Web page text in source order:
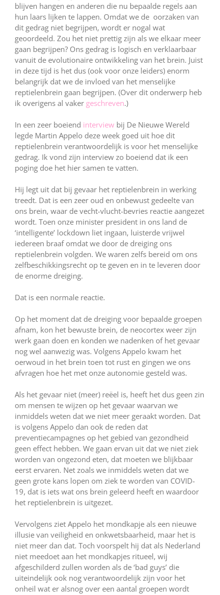
blijven hangen en anderen die nu bepaalde regels aan
hun laars lijken te lappen. Omdat we de oorzaken van
dit gedrag niet begrijpen, wordt er nogal wat
geoordeeld. Zou het niet prettig zijn als we elkaar meer
gaan begrijpen? Ons gedrag is logisch en verklaarbaar
vanuit de evolutionaire ontwikkeling van het brein. Juist
in deze tijd is het dus (ook voor onze leiders) enorm
belangrijk dat we de invloed van het menselijke
reptielenbrein gaan begrijpen. (Over dit onderwerp heb
ik overigens al vaker geschreven.)
In een zeer boeiend interview bij De Nieuwe Wereld
legde Martin Appelo deze week goed uit hoe dit
reptielenbrein verantwoordelijk is voor het menselijke
gedrag. Ik vond zijn interview zo boeiend dat ik een
poging doe het hier samen te vatten.
Hij legt uit dat bij gevaar het reptielenbrein in werking
treedt. Dat is een zeer oud en onbewust gedeelte van
ons brein, waar de vecht-vlucht-bevries reactie aangezet
wordt. Toen onze minister president in ons land de
‘intelligente’ lockdown liet ingaan, luisterde vrijwel
iedereen braaf omdat we door de dreiging ons
reptielenbrein volgden. We waren zelfs bereid om ons
zelfbeschikkingsrecht op te geven en in te leveren door
de enorme dreiging.
Dat is een normale reactie.
Op het moment dat de dreiging voor bepaalde groepen
afnam, kon het bewuste brein, de neocortex weer zijn
werk gaan doen en konden we nadenken of het gevaar
nog wel aanwezig was. Volgens Appelo kwam het
oerwoud in het brein toen tot rust en gingen we ons
afvragen hoe het met onze autonomie gesteld was.
Als het gevaar niet (meer) reëel is, heeft het dus geen zin
om mensen te wijzen op het gevaar waarvan we
inmiddels weten dat we niet meer geraakt worden. Dat
is volgens Appelo dan ook de reden dat
preventiecampagnes op het gebied van gezondheid
geen effect hebben. We gaan ervan uit dat we niet ziek
worden van ongezond eten, dat moeten we blijkbaar
eerst ervaren. Net zoals we inmiddels weten dat we
geen grote kans lopen om ziek te worden van COVID-
19, dat is iets wat ons brein geleerd heeft en waardoor
het reptielenbrein is uitgezet.
Vervolgens ziet Appelo het mondkapje als een nieuwe
illusie van veiligheid en onkwetsbaarheid, maar het is
niet meer dan dat. Toch voorspelt hij dat als Nederland
niet meedoet aan het mondkapjes ritueel, wij
afgeschilderd zullen worden als de ‘bad guys’ die
uiteindelijk ook nog verantwoordelijk zijn voor het
onheil wat er alsnog over een aantal groepen wordt